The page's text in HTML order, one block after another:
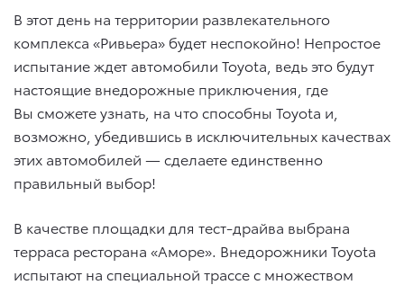
В этот день на территории развлекательного
комплекса «Ривьера» будет неспокойно! Непростое
испытание ждет автомобили Toyota, ведь это будут
настоящие внедорожные приключения, где
Вы сможете узнать, на что способны Toyota и,
возможно, убедившись в исключительных качествах
этих автомобилей — сделаете единственно
правильный выбор!
В качестве площадки для тест-драйва выбрана
терраса ресторана «Аморе». Внедорожники Toyota
испытают на специальной трассе с множеством